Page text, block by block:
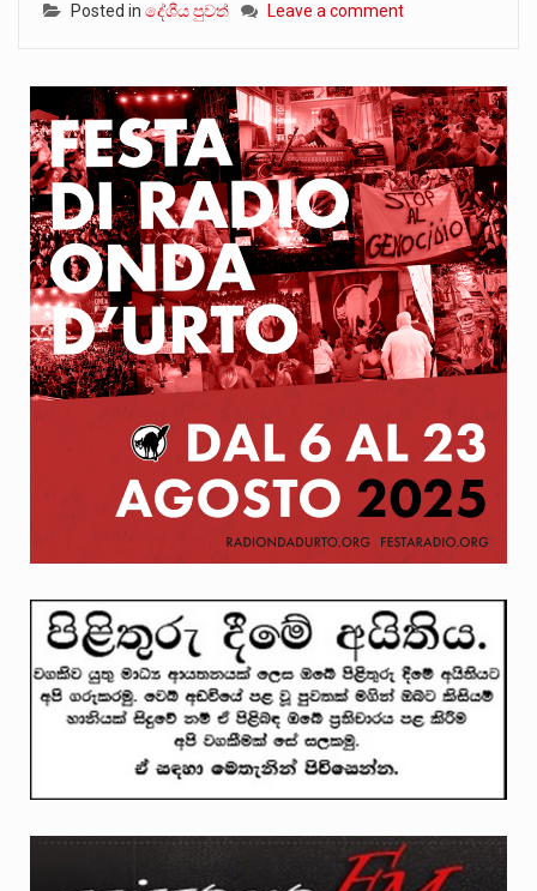
Posted in දේශීය පුවත් Leave a comment